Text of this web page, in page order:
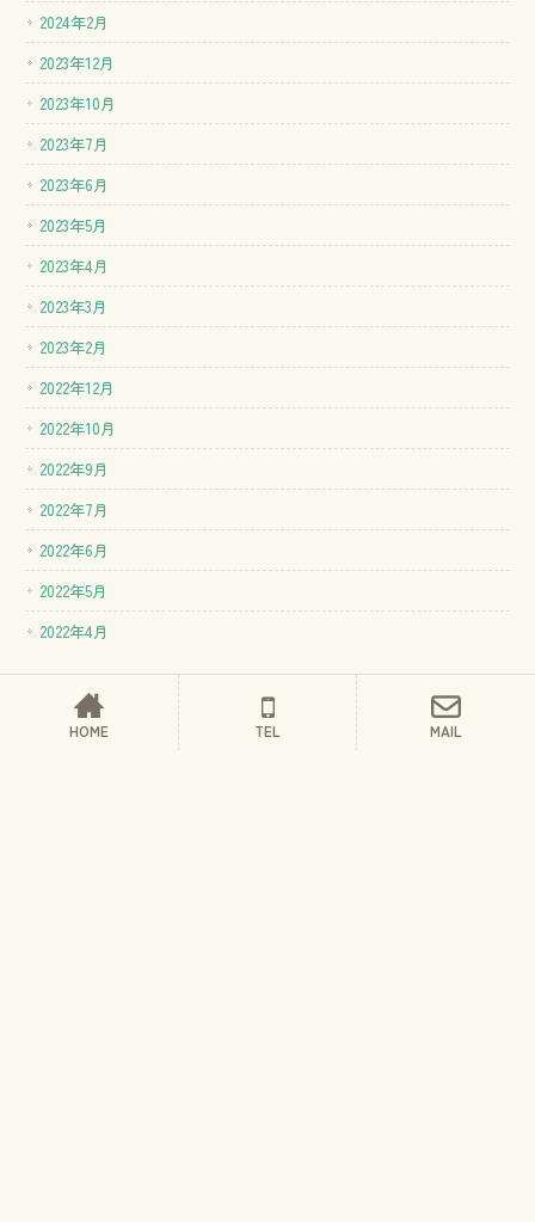
2024年2月
2023年12月
2023年10月
2023年7月
2023年6月
2023年5月
2023年4月
2023年3月
2023年2月
2022年12月
2022年10月
2022年9月
2022年7月
2022年6月
2022年5月
2022年4月
トップ
HOME TEL MAIL